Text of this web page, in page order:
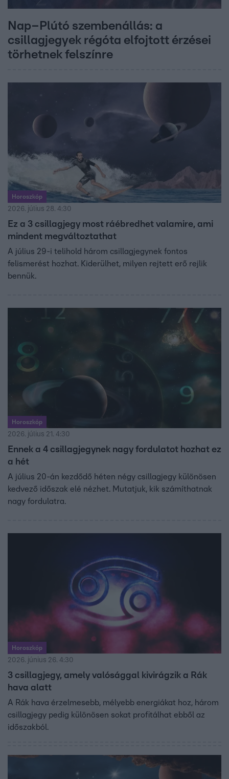
Nap–Plútó szembenállás: a
csillagjegyek régóta elfojtott érzései
törhetnek felszínre
Horoszkóp
2026. július 28. 4:30
Ez a 3 csillagjegy most ráébredhet valamire, ami
mindent megváltoztathat
A július 29-i telihold három csillagjegynek fontos
felismerést hozhat. Kiderülhet, milyen rejtett erő rejlik
bennük.
Horoszkóp
2026. július 21. 4:30
Ennek a 4 csillagjegynek nagy fordulatot hozhat ez
a hét
A július 20-án kezdődő héten négy csillagjegy különösen
kedvező időszak elé nézhet. Mutatjuk, kik számíthatnak
nagy fordulatra.
Horoszkóp
2026. június 26. 4:30
3 csillagjegy, amely valósággal kivirágzik a Rák
hava alatt
A Rák hava érzelmesebb, mélyebb energiákat hoz, három
csillagjegy pedig különösen sokat profitálhat ebből az
időszakból.